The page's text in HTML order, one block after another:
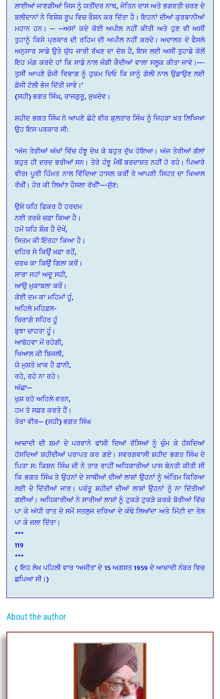
ਲਾਈਆਂ ਜਾਣਗੀਆਂ ਜਿਸ ਨੂੰ ਯਤੀਂਦਰ ਨਾਥ, ਜੇਤਿਨ ਦਾਸ ਅਤੇ ਭਗਵਤੀ ਚਰਣ ਦੇ
ਬਲੀਦਾਨਾਂ ਨੇ ਵਿਸ਼ੇਸ਼ ਰੂਪ ਵਿਚ ਰੌਸ਼ਨ ਕਰ ਦਿੱਤਾ ਹੈ। ਇਹਨਾਂ ਦੀਆਂ ਕੁਰਬਾਨੀਆਂ
ਮਹਾਨ ਹਨ। — —ਅਸਾਂ ਕਦੇ ਕੋਈ ਅਪੀਲ ਨਹੀਂ ਕੀਤੀ ਅਤੇ ਹੁਣ ਵੀ ਅਸੀਂ
ਤੁਹਾਨੂੰ ਕਿਸੇ ਪ੍ਰਕਾਰ ਦੀ ਰਹਿਮ ਦੀ ਅਪੀਲ ਨਹੀਂ ਕਰਦੇ। ਅਦਾਲਤ ਦੇ ਫੈਸਲੇ
ਅਨੁਸਾਰ ਸਾਡੇ ਉਤੇ ਯੁੱਧ ਜਾਰੀ ਰੱਖਣ ਦਾ ਦੋਸ਼ ਹੈ, ਇਸ ਲਈ ਅਸੀਂ ਤੁਹਾਡੇ ਕੋਲੋਂ
ਇਹ ਮੰਗ ਕਰਦੇ ਹਾਂ ਕਿ ਸਾਡੇ ਨਾਲ ਜੰਗੀ ਕੈਦੀਆਂ ਵਾਲਾ ਸਲੂਕ ਕੀਤਾ ਜਾਵੇ।—-
ਤੁਸੀਂ ਆਪਣੇ ਫੌਜੀ ਵਿਭਾਗ ਨੂੰ ਹੁਕਮ ਦਿਓ ਕਿ ਸਾਨੂੰ ਗੋਲੀ ਨਾਲ ਉਡਾਉਣ ਲਈ
ਫ਼ੋਜੀ ਟੋਲੀ ਭੇਜ ਦਿੱਤੀ ਜਾਵੇ।’
(ਸਹੀ) ਭਗਤ ਸਿੰਘ, ਰਾਜਗੁਰੂ, ਸੁਖਦੇਵ।
ਸ਼ਹੀਦ ਭਗਤ ਸਿੰਘ ਨੇ ਆਪਣੇ ਛੋਟੇ ਵੀਰ ਕੁਲਤਾਰ ਸਿੰਘ ਨੂੰ ਜਿਹੜਾ ਖਤ ਲਿਖਿਆ
ਉਹ ਇਸ ਪਰਕਾਰ ਸੀ:
‘ਅੱਜ ਤੇਰੀਆਂ ਅੱਖਾਂ ਵਿੱਚ ਹੰਝੂ ਦੇਖ ਕੇ ਬਹੁਤ ਦੁੱਖ ਹੋਇਆ। ਅੱਜ ਤੇਰੀਆਂ ਗੱਲਾਂ
ਬਹੁਤ ਹੀ ਦਰਦ ਭਰੀਆਂ ਸਨ। ਤੇਰੇ ਹੰਝੂ ਮੈਥੋਂ ਬਰਦਾਸ਼ਤ ਨਹੀਂ ਹੋ ਰਹੇ। ਪਿਆਰੇ
ਵੀਰ! ਪੂਰੀ ਹਿੰਮਤ ਨਾਲ ਵਿੱਦਿਆ ਹਾਸਲ ਕਰੀਂ ਤੇ ਆਪਣੀ ਸਿਹਤ ਦਾ ਖਿਆਲ
ਰੱਖੀਂ। ਹੋਰ ਕੀ ਲਿਖਾਂ? ਹੌਸਲਾ ਰੱਖੀਂ’—-ਸੁੱਣ:
ਉਸੇ ਯਹਿ ਫਿ਼ਕਰ ਹੈ ਹਰਦਮ
ਨਈ ਤਰਜ਼ੇ ਜ਼ਫ਼ਾ ਕਿਆ ਹੈ।
ਹਮੇਂ ਯਹਿ ਸ਼ੌਕ ਹੈ ਦੇਖੇਂ,
ਸਿਤਮ ਕੀ ਇੰਤਹਾ ਕਿਆ ਹੈ।
ਦਹਿਰ ਸੇ ਕਿਉਂ ਖ਼ਫ਼ਾ ਰਹੇਂ,
ਚਰਖ ਕਾ ਕਿਉਂ ਗਿਲਾ ਕਰੇਂ।
ਸਾਰਾ ਜਹਾਂ ਅਦੂ ਸਹੀ,
ਆਉ ਮੁਕਾਬਲਾ ਕਰੇਂ।
ਕੋਈ ਦਮ ਕਾ ਮਹਿਮਾਂ ਹੂੰ,
ਅਹਿਲੇ ਮਹਿਫ਼ਲ-
ਚਿਰਾਗ਼ੇ ਸਹਿਰ ਹੂੰ
ਬੁਝਾ ਚਾਹਤਾ ਹੂੰ।
ਆਬੋਹਵਾ ਮੇਂ ਰਹੇਗੀ,
ਖਿਆਲ ਕੀ ਬਿਜਲੀ,
ਯੇ ਮੁਸ਼ਤੇ ਖ਼ਾਕ ਹੈ ਫ਼ਾਨੀ,
ਰਹੇ, ਰਹੇ ਨਾ ਰਹੇ।
ਅੱਛਾ—
ਖੁਸ਼ ਰਹੋ ਅਹਿਲੇ ਵਤਨ,
ਹਮ ਤੋ ਸਫ਼ਰ ਕਰਤੇ ਹੈਂ।
ਤੇਰਾ ਵੀਰ— (ਸਹੀ) ਭਗਤ ਸਿੰਘ
ਆਜ਼ਾਦੀ ਦੀ ਸ਼ਮਾਂ ਦੇ ਪਰਵਾਨੇ ਫਾਂਸੀ ਦਿਆਂ ਰੱਸਿਆਂ ਨੂੰ ਚੁੰਮ ਕੇ ਹੱਸਦਿਆਂ
ਹੱਸਦਿਆਂ ਸ਼ਹੀਦੀਆਂ ਪਰਾਪਤ ਕਰ ਗਏ। ਸਵਰਗਵਾਸੀ ਸ਼ਹੀਦ ਭਗਤ ਸਿੰਘ ਦੇ
ਪਿਤਾ ਸ: ਕਿਸ਼ਨ ਸਿੰਘ ਜੀ ਨੇ ਤਾਰ ਰਾਹੀਂ ਅਧਿਕਾਰੀਆਂ ਪਾਸ ਬੇਨਤੀ ਕੀਤੀ ਸੀ
ਕਿ ਭਗਤ ਸਿੰਘ ਤੇ ਉਹਨਾਂ ਦੇ ਸਾਥੀਆਂ ਦੀਆਂ ਲਾਸ਼ਾਂ ਉਹਨਾਂ ਨੂੰ ਅੰਤਿਮ ਕਿਰਿਆ
ਲਈ ਦੇ ਦਿੱਤੀਆਂ ਜਾਣ। ਪਰੰਤੂ ਸ਼ਹੀਦਾਂ ਦੀਆਂ ਲਾਸ਼ਾਂ ਉਹਨਾਂ ਨੂੰ ਨਾ ਦਿੱਤੀਆਂ
ਗਈਆਂ। ਅਧਿਕਾਰੀਆਂ ਨੇ ਸਾਰੀਆਂ ਲਾਸ਼ਾਂ ਨੂੰ ਟੁਕੜੇ ਟੁਕੜੇ ਕਰਕੇ ਬੋਰੀਆਂ ਵਿੱਚ
ਪਾ ਕੇ ਅੱਧੀ ਰਾਤ ਦੇ ਸਮੇਂ ਸਤਲੁਜ ਦਰਿਆ ਦੇ ਕੰਢੇ ਲਿਆਂਦਾ ਅਤੇ ਮਿੱਟੀ ਦਾ ਤੇਲ
ਪਾ ਕੇ ਜਲਾ ਦਿੱਤਾ।
***
119
***
( ਇਹ ਲੇਖ ਪਹਿਲੀ ਵਾਰ ‘ਅਜੀਤ’ ਦੇ 15 ਅਗਸਤ 1959 ਦੇ ਆਜ਼ਾਦੀ ਨੰਬਰ ਵਿਚ
ਛਪਿਆ ਸੀ।)
About the author